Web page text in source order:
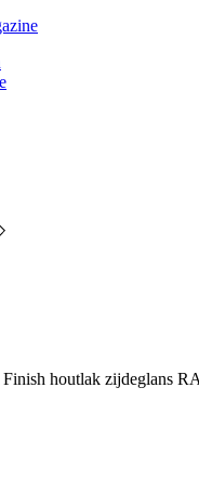
houtlak zijdeglans